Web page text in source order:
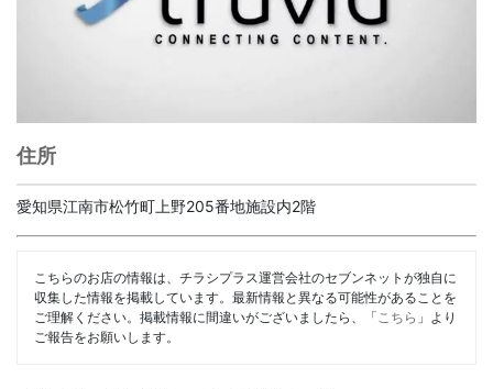
住所
愛知県江南市松竹町上野205番地施設内2階
こちらのお店の情報は、チラシプラス運営会社のセブンネットが独自に
収集した情報を掲載しています。最新情報と異なる可能性があることを
ご理解ください。掲載情報に間違いがございましたら、「 こちら 」より
ご報告をお願いします。